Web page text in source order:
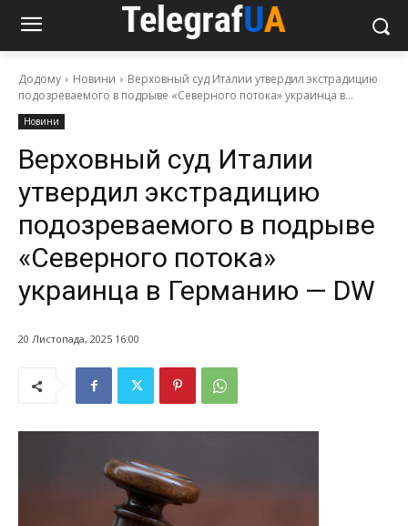
Додому Новини
Верховный суд Италии утвердил экстрадицию
подозреваемого в подрыве «Северного потока» украинца в...
Новини
Верховный суд Италии
утвердил экстрадицию
подозреваемого в подрыве
«Северного потока»
украинца в Германию — DW
20 Листопада, 2025 16:00